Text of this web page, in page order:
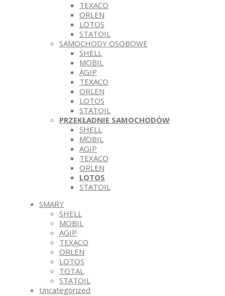
TEXACO
ORLEN
LOTOS
STATOIL
SAMOCHODY OSOBOWE
SHELL
MOBIL
AGIP
TEXACO
ORLEN
LOTOS
STATOIL
PRZEKŁADNIE SAMOCHODÓW
SHELL
MOBIL
AGIP
TEXACO
ORLEN
LOTOS
STATOIL
SMARY
SHELL
MOBIL
AGIP
TEXACO
ORLEN
LOTOS
TOTAL
STATOIL
Uncategorized